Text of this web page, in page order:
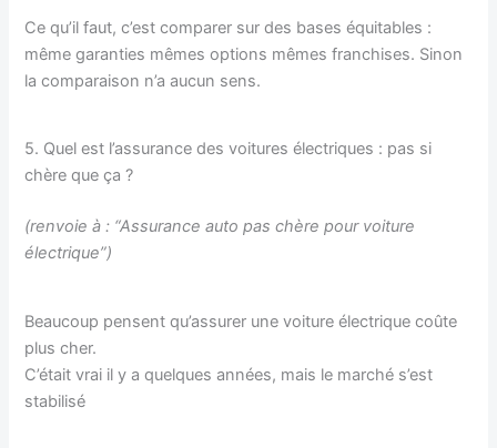
Ce qu’il faut, c’est comparer sur des bases équitables :
même garanties mêmes options mêmes franchises. Sinon
la comparaison n’a aucun sens.
5. Quel est l’assurance des voitures électriques : pas si
chère que ça ?
(renvoie à : “Assurance auto pas chère pour voiture
électrique”)
Beaucoup pensent qu’assurer une voiture électrique coûte
plus cher.
C’était vrai il y a quelques années, mais le marché s’est
stabilisé